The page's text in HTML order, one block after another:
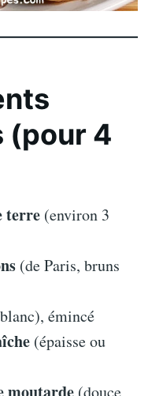
(pour 4
terre (environ 3
(de Paris, bruns
émincé
(épaisse ou
(douce